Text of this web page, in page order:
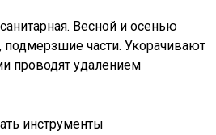
Весной и осенью
части. Укорачивают
проводят удалением
инструменты